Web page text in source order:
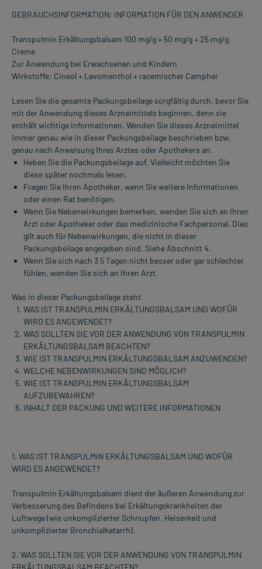
GEBRAUCHSINFORMATION: INFORMATION FÜR DEN ANWENDER
Transpulmin Erkältungsbalsam 100 mg/g + 50 mg/g + 25 mg/g
Creme
Zur Anwendung bei Erwachsenen und Kindern
Wirkstoffe: Cineol + Levomenthol + racemischer Campher
Lesen Sie die gesamte Packungsbeilage sorgfältig durch, bevor Sie
mit der Anwendung dieses Arzneimittels beginnen, denn sie
enthält wichtige Informationen. Wenden Sie dieses Arzneimittel
immer genau wie in dieser Packungsbeilage beschrieben bzw.
genau nach Anweisung Ihres Arztes oder Apothekers an.
Heben Sie die Packungsbeilage auf. Vielleicht möchten Sie
diese später nochmals lesen.
Fragen Sie Ihren Apotheker, wenn Sie weitere Informationen
oder einen Rat benötigen.
Wenn Sie Nebenwirkungen bemerken, wenden Sie sich an Ihren
Arzt oder Apotheker oder das medizinische Fachpersonal. Dies
gilt auch für Nebenwirkungen, die nicht in dieser
Packungsbeilage angegeben sind. Siehe Abschnitt 4.
Wenn Sie sich nach 3 5 Tagen nicht besser oder gar schlechter
fühlen, wenden Sie sich an Ihren Arzt.
Was in dieser Packungsbeilage steht
WAS IST TRANSPULMIN ERKÄLTUNGSBALSAM UND WOFÜR
WIRD ES ANGEWENDET?
WAS SOLLTEN SIE VOR DER ANWENDUNG VON TRANSPULMIN
ERKÄLTUNGSBALSAM BEACHTEN?
WIE IST TRANSPULMIN ERKÄLTUNGSBALSAM ANZUWENDEN?
WELCHE NEBENWIRKUNGEN SIND MÖGLICH?
WIE IST TRANSPULMIN ERKÄLTUNGSBALSAM
AUFZUBEWAHREN?
INHALT DER PACKUNG UND WEITERE INFORMATIONEN
1. WAS IST TRANSPULMIN ERKÄLTUNGSBALSAM UND WOFÜR
WIRD ES ANGEWENDET?
Transpulmin Erkältungsbalsam dient der äußeren Anwendung zur
Verbesserung des Befindens bei Erkältungskrankheiten der
Luftwege (wie unkomplizierter Schnupfen, Heiserkeit und
unkomplizierter Bronchialkatarrh).
2. WAS SOLLTEN SIE VOR DER ANWENDUNG VON TRANSPULMIN
ERKÄLTUNGSBALSAM BEACHTEN?